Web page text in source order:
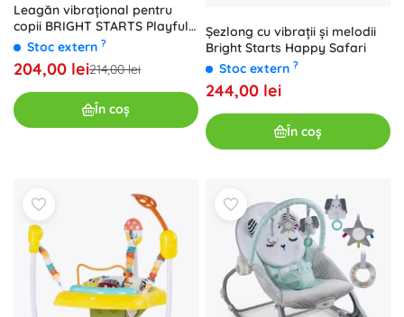
Leagăn vibrațional pentru
copii BRIGHT STARTS Playful
Paradise
Stoc extern ?
204,00 lei214,00 lei
În coș
Șezlong cu vibrații și melodii
Bright Starts Happy Safari
Stoc extern ?
244,00 lei
În coș